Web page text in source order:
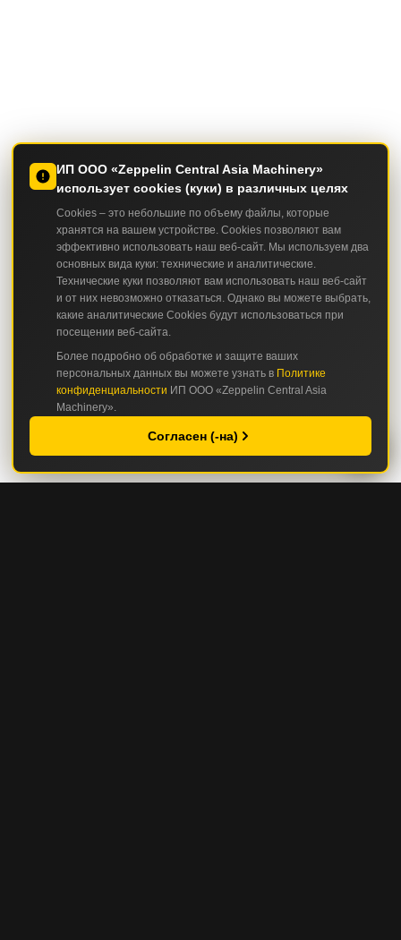
ИП ООО «Zeppelin Central Asia Machinery»
использует cookies (куки) в различных целях
Cookies – это небольшие по объему файлы, которые
хранятся на вашем устройстве. Cookies позволяют вам
эффективно использовать наш веб-сайт. Мы используем два
основных вида куки: технические и аналитические.
Технические куки позволяют вам использовать наш веб-сайт
и от них невозможно отказаться. Однако вы можете выбрать,
какие аналитические Cookies будут использоваться при
посещении веб-сайта.
Более подробно об обработке и защите ваших
персональных данных вы можете узнать в Политике
конфиденциальности ИП ООО «Zeppelin Central Asia
Machinery».
Согласен (-на)